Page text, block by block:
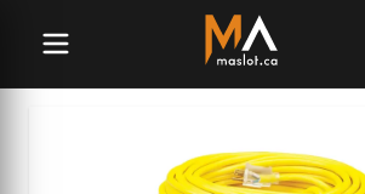
Électricité